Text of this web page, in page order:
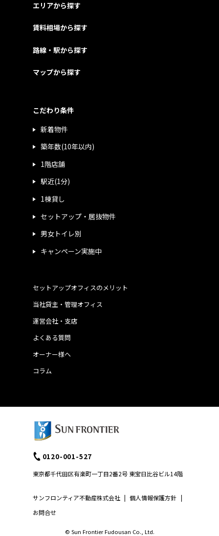
エリアから探す
賃料相場から探す
路線・駅から探す
マップから探す
こだわり条件
新着物件
築年数(10年以内)
1階店舗
駅近(1分)
1棟貸し
セットアップ・居抜物件
男女トイレ別
キャンペーン実施中
運営会社・支店
よくある質問
当社貸主・管理オフィス
オーナー様へ
コラム
セットアップオフィスのメリット
サンフロンティア不動産株式会社 | 個人情報保護方針 |
お問合せ
0120-001-527
東京都千代田区有楽町一丁目2番2号 東宝日比谷ビル14階
© Sun Frontier Fudousan Co., Ltd.